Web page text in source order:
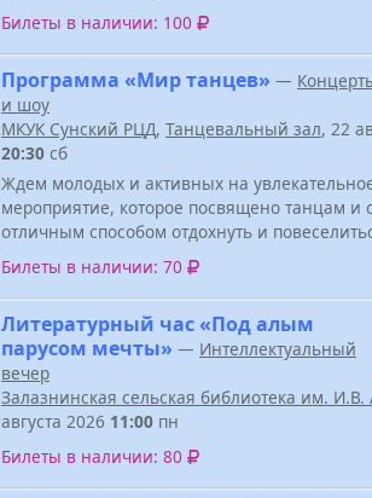
Билеты в наличии: 100
Программа «Мир танцев» —
и шоу
МКУК Сунский РЦД, Танцевальный зал, 22
20:30 сб
Ждем молодых и активных на
мероприятие, которое посвящено танцам и
отличным способом отдохнуть и
Билеты в наличии: 70
Литературный час «Под алым
парусом мечты» — Интеллектуальный
вечер
Залазнинская сельская библиотека им.
августа 2026 11:00 пн
Билеты в наличии: 80